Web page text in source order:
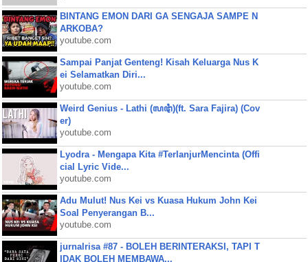
BINTANG EMON DARI GA SENGAJA SAMPE N
ARKOBA?
youtube.com
Sampai Panjat Genteng! Kisah Keluarga Nus K
ei Selamatkan Diri...
youtube.com
Weird Genius - Lathi (ꦭꦛꦶ)(ft. Sara Fajira) (Cov
er)
youtube.com
Lyodra - Mengapa Kita #TerlanjurMencinta (Offi
cial Lyric Vide...
youtube.com
Adu Mulut! Nus Kei vs Kuasa Hukum John Kei
Soal Penyerangan B...
youtube.com
jurnalrisa #87 - BOLEH BERINTERAKSI, TAPI T
IDAK BOLEH MEMBAWA...